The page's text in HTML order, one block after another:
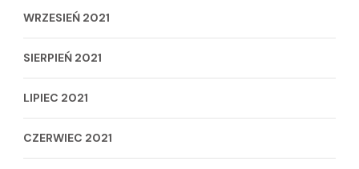
WRZESIEŃ 2021
SIERPIEŃ 2021
LIPIEC 2021
CZERWIEC 2021